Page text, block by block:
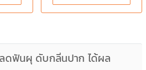
ดฟันผุ ดับกลิ่นปาก ได้ผล